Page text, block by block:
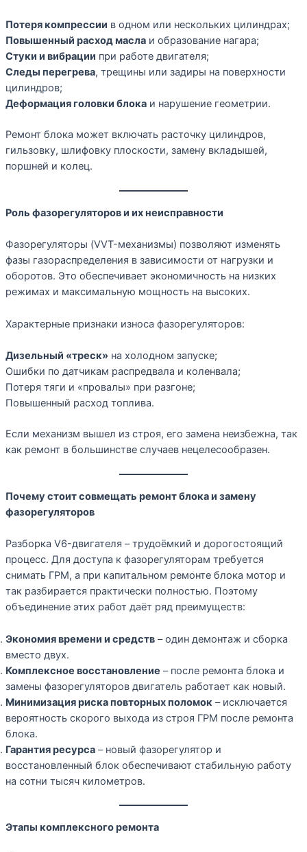
Потеря компрессии в одном или нескольких цилиндрах;
Повышенный расход маслаи образование нагара;
Стуки и вибрации при работе двигателя;
Следы перегрева, трещины или задиры на поверхности
цилиндров;
Деформация головки блокаи нарушение геометрии.
Ремонт блока может включать расточку цилиндров,
гильзовку, шлифовку плоскости, замену вкладышей,
поршней и колец.
Роль фазорегуляторов и их неисправности
Фазорегуляторы (VVT-механизмы) позволяют изменять
фазы газораспределения в зависимости от нагрузки и
оборотов. Это обеспечивает экономичность на низких
режимах и максимальную мощность на высоких.
Характерные признаки износа фазорегуляторов:
Дизельный «треск»на холодном запуске;
Ошибки по датчикам распредвала и коленвала;
Потеря тяги и «провалы» при разгоне;
Повышенный расход топлива.
Если механизм вышел из строя, его замена неизбежна, так
как ремонт в большинстве случаев нецелесообразен.
Почему стоит совмещать ремонт блока и замену
фазорегуляторов
Разборка V6-двигателя – трудоёмкий и дорогостоящий
процесс. Для доступа к фазорегуляторам требуется
снимать ГРМ, а при капитальном ремонте блока мотор и
так разбирается практически полностью. Поэтому
объединение этих работ даёт ряд преимуществ:
Экономия времени и средств– один демонтаж и сборка
вместо двух.
Комплексное восстановление – после ремонта блока и
замены фазорегуляторов двигатель работает как новый.
Минимизация риска повторных поломок– исключается
вероятность скорого выхода из строя ГРМ после ремонта
блока.
Гарантия ресурса– новый фазорегулятор и
восстановленный блок обеспечивают стабильную работу
на сотни тысяч километров.
Этапы комплексного ремонта